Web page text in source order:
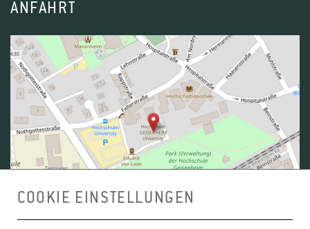
ANFAHRT
COOKIE EINSTELLUNGEN